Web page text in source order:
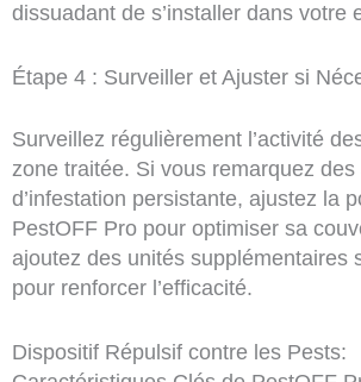
dissuadant de s’installer dans votre
Étape 4 : Surveiller et Ajuster si
Surveillez régulièrement l’activité
zone traitée. Si vous remarquez des
d’infestation persistante, ajustez la
PestOFF Pro pour optimiser sa
ajoutez des unités supplémentaires
pour renforcer l’efficacité.
Dispositif Répulsif contre les Pests: